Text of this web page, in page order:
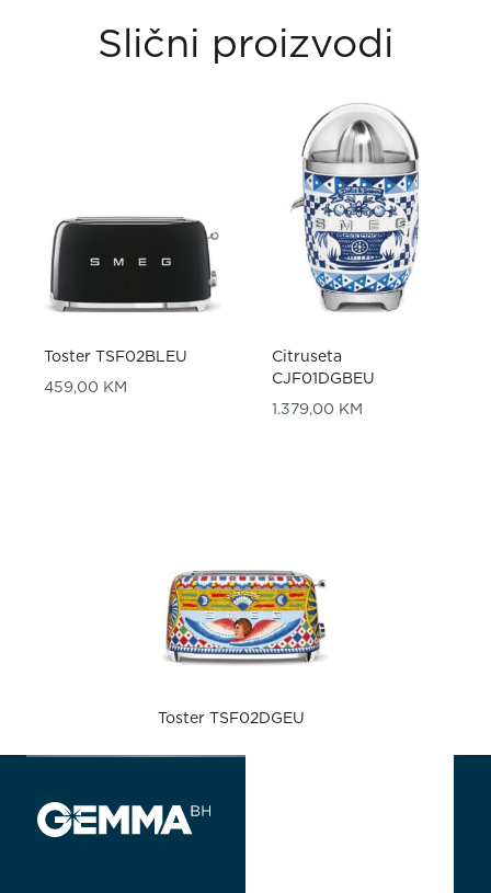
Slični proizvodi
Toster TSF02BLEU
459,00 KM
Citruseta
CJF01DGBEU
1.379,00 KM
Toster TSF02DGEU